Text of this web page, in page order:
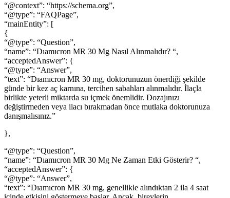
“@context”: “https://schema.org”,
“@type”: “FAQPage”,
“mainEntity”: [
{
“@type”: “Question”,
“name”: “Dıamıcron MR 30 Mg Nasıl Alınmalıdır? “,
“acceptedAnswer”: {
“@type”: “Answer”,
“text”: “Dıamıcron MR 30 mg, doktorunuzun önerdiği şekilde
günde bir kez aç karnına, tercihen sabahları alınmalıdır. İlaçla
birlikte yeterli miktarda su içmek önemlidir. Dozajınızı
değiştirmeden veya ilacı bırakmadan önce mutlaka doktorunuza
danışmalısınız.”
},
“@type”: “Question”,
“name”: “Dıamıcron MR 30 Mg Ne Zaman Etki Gösterir? “,
“acceptedAnswer”: {
“@type”: “Answer”,
“text”: “Dıamıcron MR 30 mg, genellikle alındıktan 2 ila 4 saat